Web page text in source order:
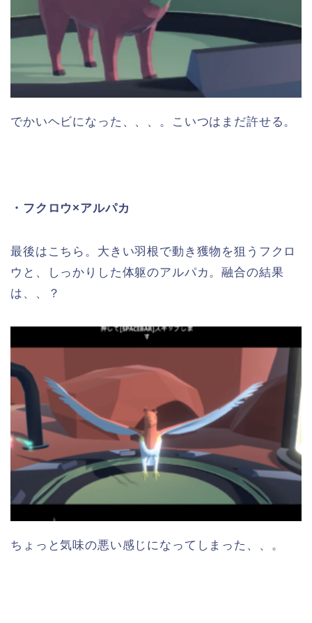
でかいヘビになった、、、。こいつはまだ許せる。
・フクロウ×アルパカ
最後はこちら。大きい羽根で動き獲物を狙うフクロ
ウと、しっかりした体躯のアルパカ。融合の結果
は、、？
ちょっと気味の悪い感じになってしまった、、。